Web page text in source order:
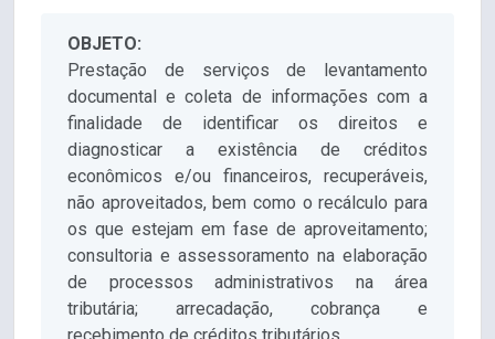
OBJETO:
Prestação de serviços de levantamento
documental e coleta de informações com a
finalidade de identificar os direitos e
diagnosticar a existência de créditos
econômicos e/ou financeiros, recuperáveis,
não aproveitados, bem como o recálculo para
os que estejam em fase de aproveitamento;
consultoria e assessoramento na elaboração
de processos administrativos na área
tributária; arrecadação, cobrança e